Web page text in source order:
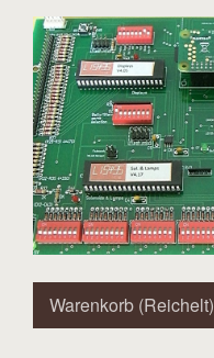
Warenkorb (Reichelt)